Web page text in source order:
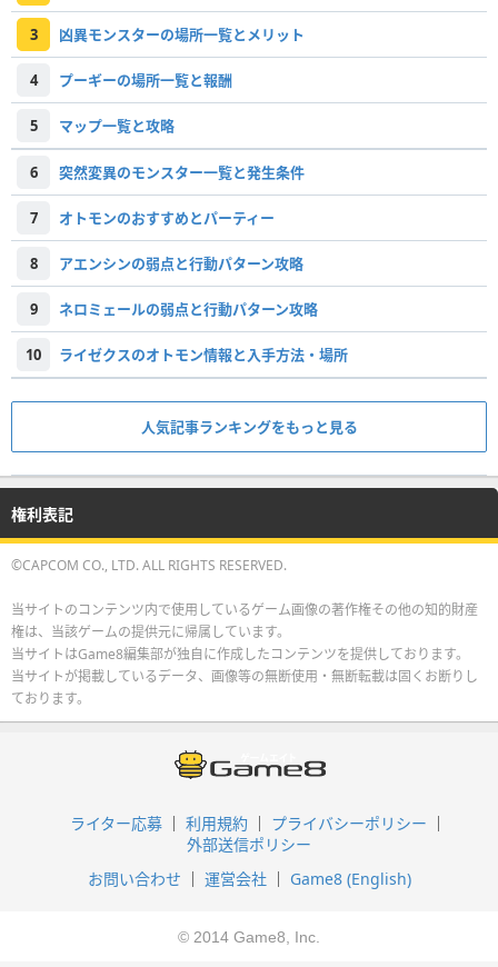
3 凶異モンスターの場所一覧とメリット
4 プーギーの場所一覧と報酬
5 マップ一覧と攻略
6 突然変異のモンスター一覧と発生条件
7 オトモンのおすすめとパーティー
8 アエンシンの弱点と行動パターン攻略
9 ネロミェールの弱点と行動パターン攻略
10 ライゼクスのオトモン情報と入手方法・場所
人気記事ランキングをもっと見る
権利表記
©CAPCOM CO., LTD. ALL RIGHTS RESERVED.
当サイトのコンテンツ内で使用しているゲーム画像の著作権その他の知的財産
権は、当該ゲームの提供元に帰属しています。
当サイトはGame8編集部が独自に作成したコンテンツを提供しております。
当サイトが掲載しているデータ、画像等の無断使用・無断転載は固くお断りし
ております。
ライター応募 利用規約
プライバシーポリシー
外部送信ポリシー
お問い合わせ
運営会社 Game8 (English)
© 2014 Game8, Inc.